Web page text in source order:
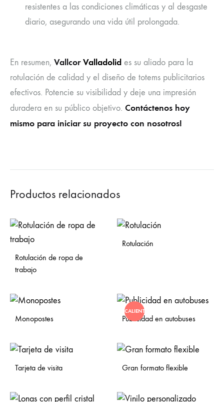
resistentes a las condiciones climáticas y al desgaste
diario, asegurando una vida útil prolongada.
En resumen, VallcorValladolid es su aliado para la
rotulación de calidad y el diseño de totems publicitarios
efectivos. Potencie su visibilidad y deje una impresión
duradera en su público objetivo. Contáctenos hoy
mismo para iniciar su proyecto con nosotros!
Productos relacionados
Rotulación de ropa de
trabajo
Rotulación
Monopostes
CALIENTE
Publicidad en autobuses
Tarjeta de visita Gran formato flexible